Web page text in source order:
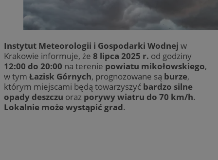
Instytut Meteorologii i Gospodarki Wodnej w
Krakowie informuje, że 8 lipca 2025 r. od godziny
12:00 do 20:00 na terenie powiatu mikołowskiego,
w tym Łazisk Górnych, prognozowane są burze,
którym miejscami będą towarzyszyć bardzo silne
opady deszczu oraz porywy wiatru do 70 km/h.
Lokalnie może wystąpić grad.